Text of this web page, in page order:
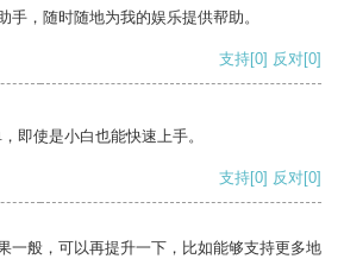
手，随时随地为我的娱乐提供帮助。
支持[0] 反对[0]
即使是小白也能快速上手。
支持[0] 反对[0]
一般，可以再提升一下，比如能够支持更多地